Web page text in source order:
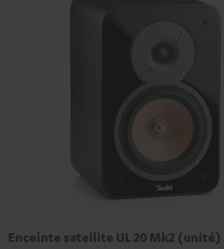
Enceinte satellite UL 20 Mk2 (unité)